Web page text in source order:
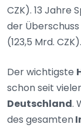
CZK). 13 Jahre
der
(123,5 Mrd. CZK).
Der wichtigste
schon seit
Deutschland.
des gesamten